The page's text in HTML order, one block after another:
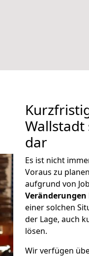
dar
Es ist nicht
Voraus zu
aufgrund von
einer solchen
der Lage, auch
lösen.
Wir verfügen